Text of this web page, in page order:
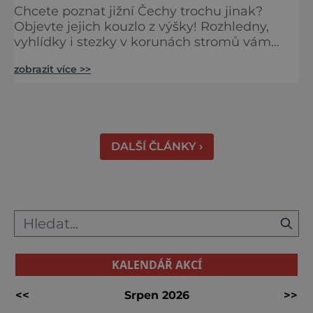
Chcete poznat jižní Čechy trochu jinak?
Objevte jejich kouzlo z výšky! Rozhledny,
vyhlídky i stezky v korunách stromů vám
města i Alpy v dálce. Ptačí pozorovatelna
zobrazit více >>
DALŠÍ ČLÁNKY ›
KALENDÁŘ AKCÍ
<< Srpen 2026 >>